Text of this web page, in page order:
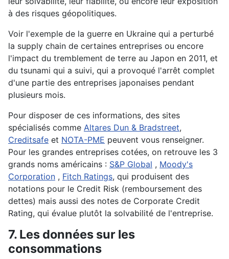
à des risques géopolitiques.
Voir l'exemple de la guerre en Ukraine qui a perturbé
la supply chain de certaines entreprises ou encore
l'impact du tremblement de terre au Japon en 2011, et
du tsunami qui a suivi, qui a provoqué l'arrêt complet
d'une partie des entreprises japonaises pendant
plusieurs mois.
Pour disposer de ces informations, des sites
spécialisés comme Altares Dun & Bradstreet,
Creditsafe et NOTA-PME peuvent vous renseigner.
Pour les grandes entreprises cotées, on retrouve les 3
grands noms américains : S&P Global , Moody's
Corporation , Fitch Ratings, qui produisent des
notations pour le Credit Risk (remboursement des
dettes) mais aussi des notes de Corporate Credit
Rating, qui évalue plutôt la solvabilité de l'entreprise.
7. Les données sur les
consommations